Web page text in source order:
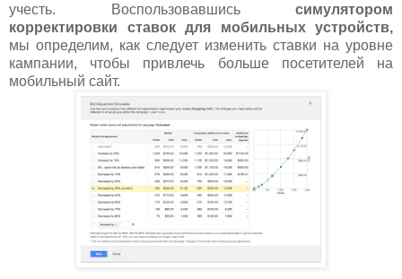
учесть. Воспользовавшись симулятором
корректировки ставок для мобильных устройств,
мы определим, как следует изменить ставки на уровне
кампании, чтобы привлечь больше посетителей на
мобильный сайт.